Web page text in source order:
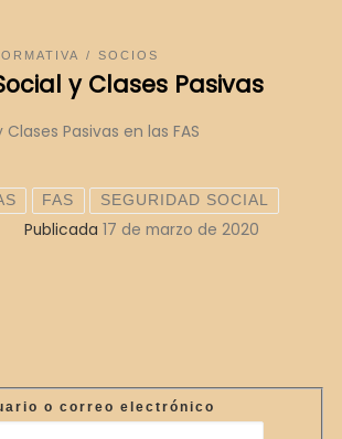
SOCIOS
y Clases Pasivas
Pasivas en las FAS
FAS SEGURIDAD SOCIAL
Publicada 17 de marzo de 2020
o correo electrónico